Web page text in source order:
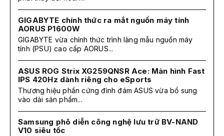
GIGABYTE chính thức ra mắt nguồn máy tính
AORUS P1600W
GIGABYTE vừa chính thức trình làng mẫu nguồn máy
tính (PSU) cao cấp AORUS...
ASUS ROG Strix XG259QNSR Ace: Màn hình Fast
IPS 420Hz dành riêng cho eSports
Thương hiệu phần cứng đình đám ASUS vừa bổ sung
vào dải sản phẩm...
Samsung phô diễn công nghệ lưu trữ BV-NAND
V10 siêu tốc